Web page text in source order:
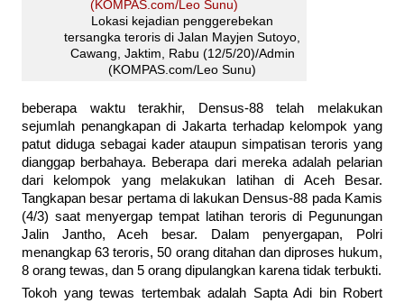
Lokasi kejadian penggerebekan
tersangka teroris di Jalan Mayjen Sutoyo,
Cawang, Jaktim, Rabu (12/5/20)/Admin
(KOMPAS.com/Leo Sunu)
beberapa waktu terakhir, Densus-88 telah melakukan
sejumlah penangkapan di Jakarta terhadap kelompok yang
patut diduga sebagai kader ataupun simpatisan teroris yang
dianggap berbahaya. Beberapa dari mereka adalah pelarian
dari kelompok yang melakukan latihan di Aceh Besar.
Tangkapan besar pertama di lakukan Densus-88 pada Kamis
(4/3) saat menyergap tempat latihan teroris di Pegunungan
Jalin Jantho, Aceh besar. Dalam penyergapan, Polri
menangkap 63 teroris, 50 orang ditahan dan diproses hukum,
8 orang tewas, dan 5 orang dipulangkan karena tidak terbukti.
Tokoh yang tewas tertembak adalah Sapta Adi bin Robert